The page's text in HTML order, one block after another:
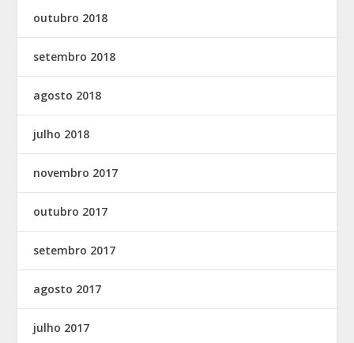
outubro 2018
setembro 2018
agosto 2018
julho 2018
novembro 2017
outubro 2017
setembro 2017
agosto 2017
julho 2017